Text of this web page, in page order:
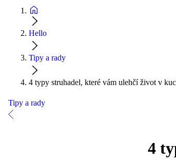
Hello
Tipy a rady
4 typy struhadel, které vám ulehčí život v
Tipy a rady
4